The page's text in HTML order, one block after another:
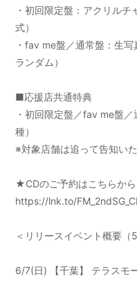
・初回限定盤：アクリル
式）
・fav me盤／通常盤：生
ランダム）
■応援店共通特典
・初回限定盤／fav me盤
種）
※対象店舗は追って告知いた
★CDのご予約はこちらから
https://lnk.to/
＜リリースイベント概要（
6/7(日) 【千葉】 テラスモ